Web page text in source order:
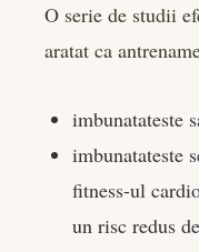
O serie de studii
aratat ca
imbunatateste
imbunatateste
fitness-ul
un risc redus